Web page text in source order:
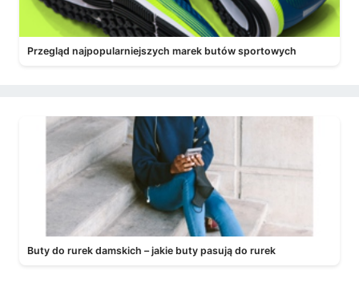
Przegląd najpopularniejszych marek butów sportowych
Buty do rurek damskich – jakie buty pasują do rurek